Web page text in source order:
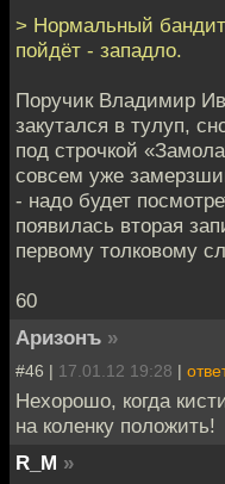
> Нормальный
пойдёт - западло.
Поручик Владимир
закутался в тулуп,
под строчкой
совсем уже
- надо будет
появилась вторая
первому толковому
60
Аризонъ »
#46 | 17.01.12 19:28 |
Нехорошо, когда
на коленку положить!
R_M »